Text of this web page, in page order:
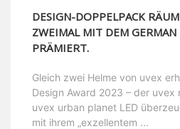
DESIGN-DOPPELPACK
ZWEIMAL MIT DEM GERMAN
PRÄMIERT.
Gleich zwei Helme von uvex
Design Award 2023 – der uvex
uvex urban planet LED
mit ihrem „exzellentem ...